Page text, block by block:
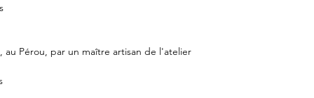
Pérou, par un maître artisan de l'atelier